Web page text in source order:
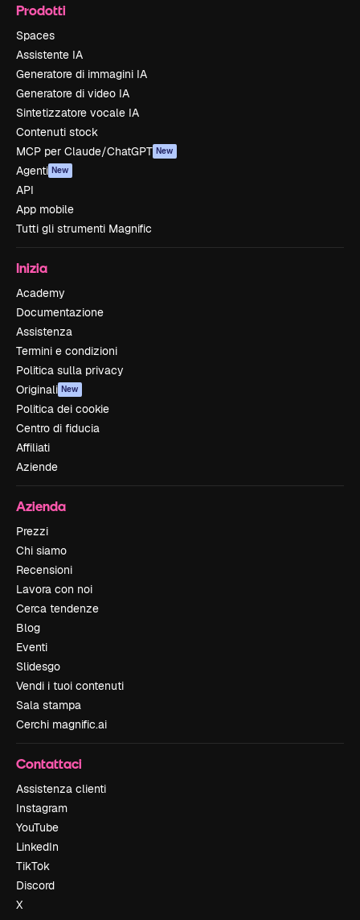
Prodotti
Spaces
Assistente IA
Generatore di immagini IA
Generatore di video IA
Sintetizzatore vocale IA
Contenuti stock
MCP per Claude/ChatGPT New
Agenti New
API
App mobile
Tutti gli strumenti Magnific
Inizia
Academy
Documentazione
Assistenza
Termini e condizioni
Politica sulla privacy
Originali New
Politica dei cookie
Centro di fiducia
Affiliati
Aziende
Azienda
Prezzi
Chi siamo
Recensioni
Lavora con noi
Cerca tendenze
Blog
Eventi
Slidesgo
Vendi i tuoi contenuti
Sala stampa
Cerchi magnific.ai
Contattaci
Assistenza clienti
Instagram
YouTube
LinkedIn
TikTok
Discord
X